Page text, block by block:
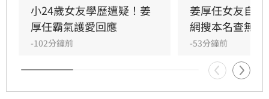
引發學歷造假疑雲。對此，台灣大學校方回應表
示，個人學歷資訊涉及隱私，無法對外說明。面
對外界的質疑聲浪，姜厚任展現霸氣護愛態度，
呼籲外界不要把這段感情當成偵探片，強調自己
對女方背景有一定了解，懇請大眾給予兩人正常
的交往空間與尊重，不希望私生活受到外界過度
小24歲女友學歷遭疑！姜
厚任霸氣護愛回應
-102分鐘前
姜厚任女友自
網搜本名查無此
-53分鐘前